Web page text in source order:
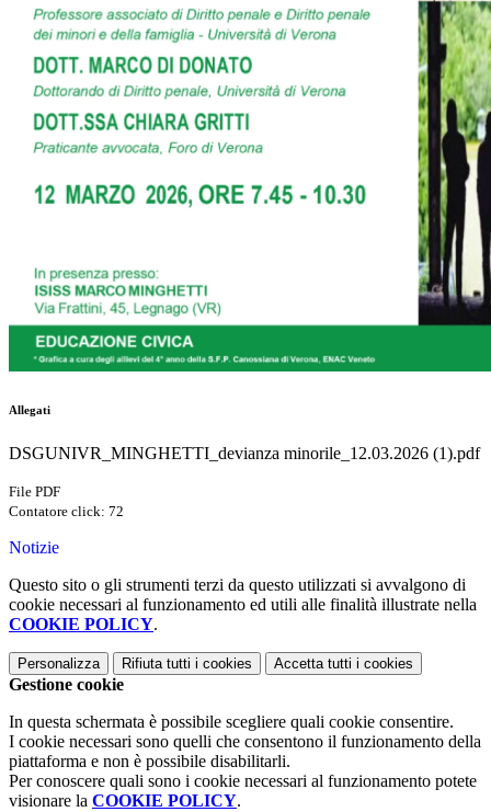
Allegati
DSGUNIVR_MINGHETTI_devianza minorile_12.03.2026 (1).pdf
File PDF
Contatore click: 72
Notizie
Questo sito o gli strumenti terzi da questo utilizzati si avvalgono di
cookie necessari al funzionamento ed utili alle finalità illustrate nella
COOKIE POLICY.
Personalizza Rifiuta tutti i cookies Accetta tutti i cookies
Gestione cookie
In questa schermata è possibile scegliere quali cookie consentire.
I cookie necessari sono quelli che consentono il funzionamento della
piattaforma e non è possibile disabilitarli.
Per conoscere quali sono i cookie necessari al funzionamento potete
visionare la COOKIE POLICY.